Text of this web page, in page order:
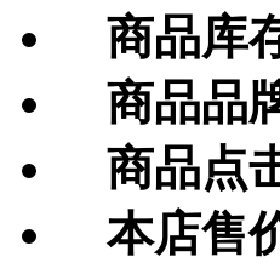
商品库
商品品
商品点
本店售